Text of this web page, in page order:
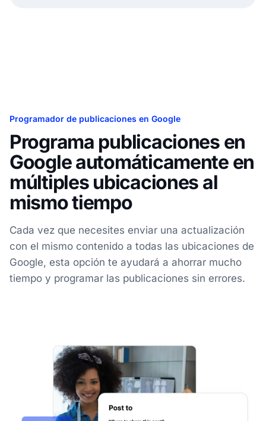
Programador de publicaciones en Google
Programa publicaciones en
Google automáticamente en
múltiples ubicaciones al
mismo tiempo
Cada vez que necesites enviar una actualización
con el mismo contenido a todas las ubicaciones de
Google, esta opción te ayudará a ahorrar mucho
tiempo y programar las publicaciones sin errores.